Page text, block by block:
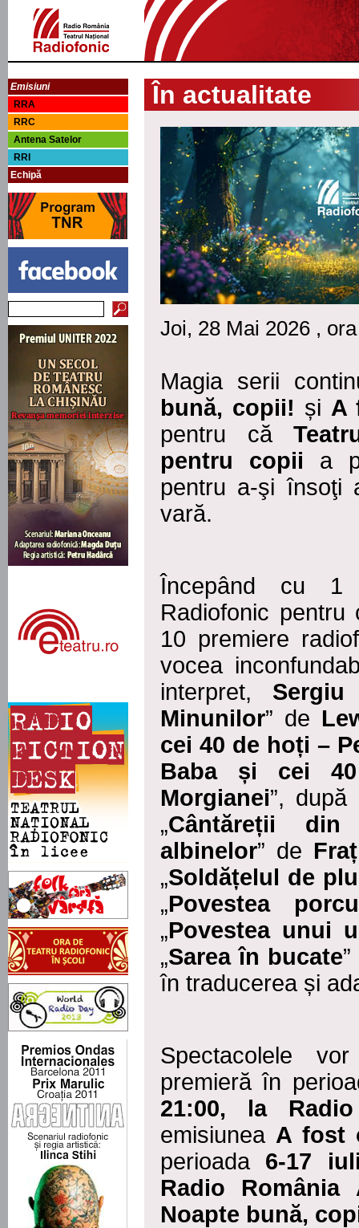
Emisiuni
RRA
RRC
Antena Satelor
RRI
Echipă
În actualitate
Joi, 28 Mai 2026 ,
Magia serii
bună, copii! și A
pentru că
pentru copii a
pentru a-şi însoţi
vară.
Începând cu 1
Radiofonic
10 premiere
vocea
interpret,
Minunilor” de
cei 40 de hoți –
Baba și cei
Morgianei”, după
„Cântăreții din
albinelor” de
„Soldățelul de
„Povestea
„Povestea unui
„Sarea în bucate
în traducerea și
Spectacolele
premieră în
21:00, la
emisiunea A fost
perioada 6-17
Radio România
Noapte bună,